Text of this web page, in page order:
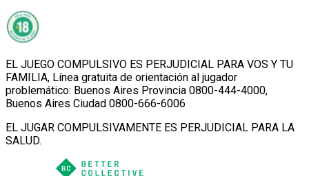
EL JUEGO COMPULSIVO ES PERJUDICIAL PARA VOS Y TU
FAMILIA, Línea gratuita de orientación al jugador
problemático: Buenos Aires Provincia 0800-444-4000,
Buenos Aires Ciudad 0800-666-6006
EL JUGAR COMPULSIVAMENTE ES PERJUDICIAL PARA LA
SALUD.